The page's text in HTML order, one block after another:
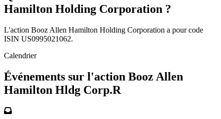
Hamilton Holding Corporation ?
L'action Booz Allen Hamilton Holding Corporation a pour code
ISIN US0995021062.
Calendrier
Événements sur l'action Booz Allen
Hamilton Hldg Corp.R